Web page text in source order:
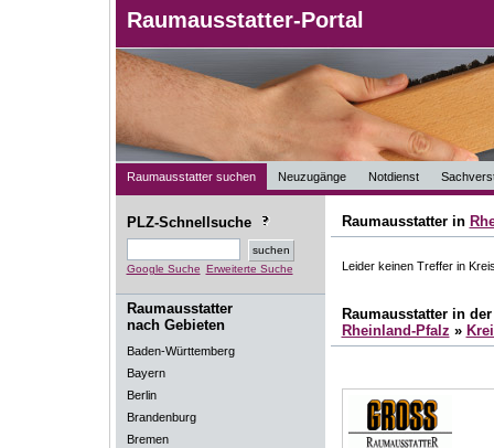
Raumausstatter-Portal
Raumausstatter suchen Neuzugänge Notdienst
PLZ-Schnellsuche
Google Suche Erweiterte Suche
Raumausstatter
nach Gebieten
Baden-Württemberg
Bayern
Berlin
Brandenburg
Bremen
Raumausstatter in
Leider keinen Treffer in
Raumausstatter in
Rheinland-Pfalz »